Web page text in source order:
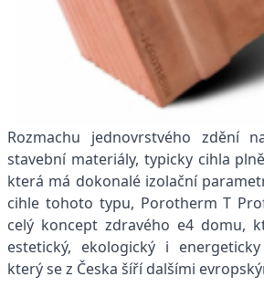
Rozmachu jednovrstvého zdění
stavební materiály, typicky cihla
která má dokonalé izolační
cihle tohoto typu, Porotherm T
celý koncept zdravého e4 domu,
estetický, ekologický i
který se z Česka šíří dalšími